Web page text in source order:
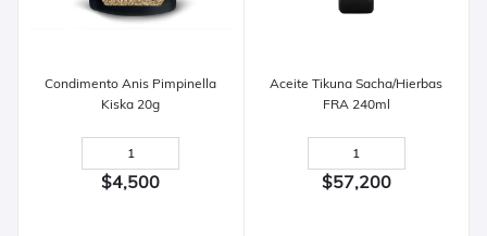
Condimento Anis Pimpinella
Kiska 20g
$4,500
Aceite Tikuna Sacha/Hierbas
FRA 240ml
$57,200